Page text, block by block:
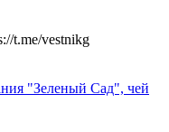
t.me/vestnikg
"Зеленый Сад", чей